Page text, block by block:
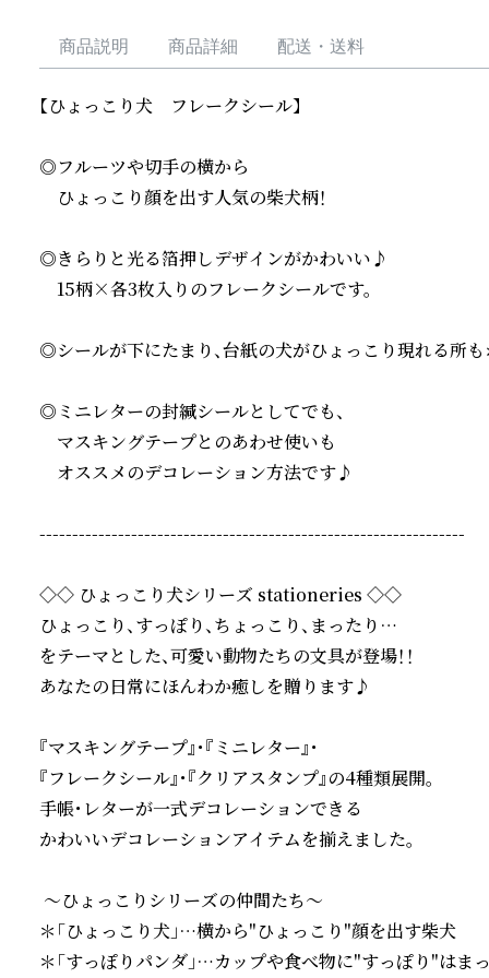
商品説明 商品詳細 配送・送料
【ひょっこり犬　フレークシール】
◎フルーツや切手の横から
ひょっこり顔を出す人気の柴犬柄！
◎きらりと光る箔押しデザインがかわいい♪
15柄×各3枚入りのフレークシールです。
◎シールが下にたまり、台紙の犬がひょっこり現れる所も
◎ミニレターの封緘シールとしてでも、
マスキングテープとのあわせ使いも
オススメのデコレーション方法です♪
-----------------------------------------------------------------
◇◇ ひょっこり犬シリーズ stationeries ◇◇
ひょっこり、すっぽり、ちょっこり、まったり…
をテーマとした、可愛い動物たちの文具が登場！！
あなたの日常にほんわか癒しを贈ります♪
『マスキングテープ』・『ミニレター』・
『フレークシール』・『クリアスタンプ』の4種類展開。
手帳・レターが一式デコレーションできる
かわいいデコレーションアイテムを揃えました。
〜ひょっこりシリーズの仲間たち〜
＊「ひょっこり犬」…横から"ひょっこり"顔を出す柴犬
＊「すっぽりパンダ」…カップや食べ物に"すっぽり"はま